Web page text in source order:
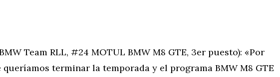
Team RLL, #24 MOTUL BMW M8 GTE, 3er puesto): «Por
queríamos terminar la temporada y el programa BMW M8 GTE